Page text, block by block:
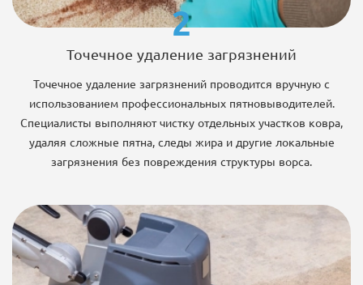
2
Точечное удаление загрязнений
Точечное удаление загрязнений проводится вручную с
использованием профессиональных пятновыводителей.
Специалисты выполняют чистку отдельных участков ковра,
удаляя сложные пятна, следы жира и другие локальные
загрязнения без повреждения структуры ворса.